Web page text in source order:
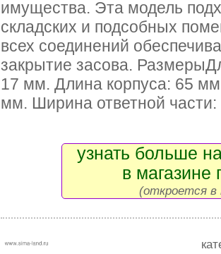
имущества. Эта модель
складских и подсобных
всех соединений
закрытие засова.
17 мм. Длина корпуса: 65
мм. Ширина ответной
узнать больше
в магазине
(откроется в